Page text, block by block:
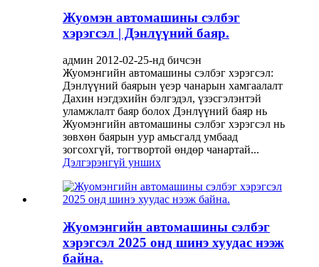
Жуомэн автомашины сэлбэг
хэрэгсэл | Дэнлүүний баяр.
админ 2012-02-25-нд бичсэн
Жуомэнгийн автомашины сэлбэг хэрэгсэл:
Дэнлүүний баярын үеэр чанарын хамгаалалт
Дахин нэгдэхийн бэлгэдэл, үзэсгэлэнтэй
уламжлалт баяр болох Дэнлүүний баяр нь
Жуомэнгийн автомашины сэлбэг хэрэгсэл нь
зөвхөн баярын уур амьсгалд умбаад
зогсохгүй, тогтвортой өндөр чанартай...
Дэлгэрэнгүй унших
Жуомэнгийн автомашины сэлбэг
хэрэгсэл 2025 онд шинэ хуудас нээж
байна.